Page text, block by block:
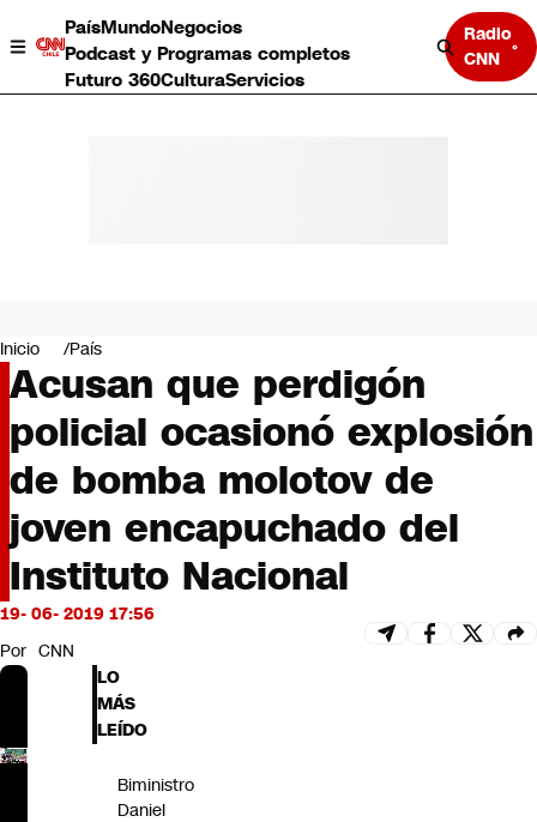
PaísMundoNegocios
Podcast y Programas completos
Futuro 360CulturaServicios
Radio
CNN
Negocios
Deportes
Programas completos
Cultura
Servicios
Bits
CNN tiempo
Futuro 360
Opinión
Inicio País
Acusan que perdigón
policial ocasionó explosión
de bomba molotov de
joven encapuchado del
Instituto Nacional
19- 06- 2019 17:56
Por CNN
LO
MÁS
LEÍDO
Biministro
Daniel